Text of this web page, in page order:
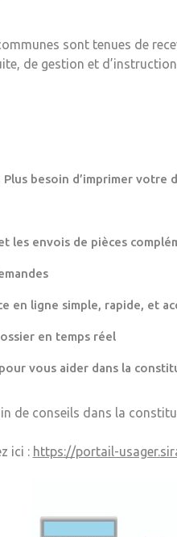
sont tenues de
de gestion et
Plus besoin d’imprimer
les envois de pièces
en ligne simple, rapide, et
en temps réel
vous aider dans la
de conseils dans la
ici : https://portail-